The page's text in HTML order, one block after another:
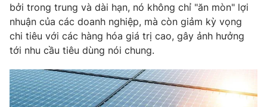
bởi trong trung và dài hạn, nó không chỉ "ăn mòn" lợi
nhuận của các doanh nghiệp, mà còn giảm kỳ vọng
chi tiêu với các hàng hóa giá trị cao, gây ảnh hưởng
tới nhu cầu tiêu dùng nói chung.